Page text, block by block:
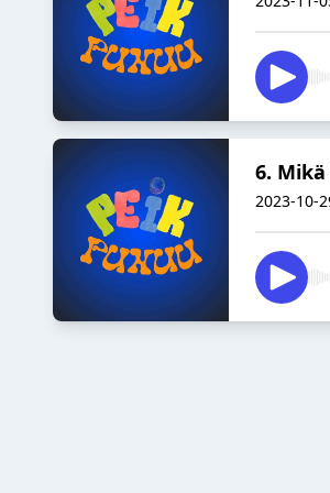
6.
2023-10-